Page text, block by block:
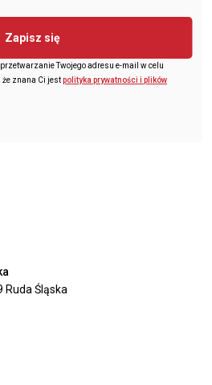
Zapisz się
Twojego adresu e-mail w celu
znana Ci jestpolityka prywatności i plików
Ruda Śląska